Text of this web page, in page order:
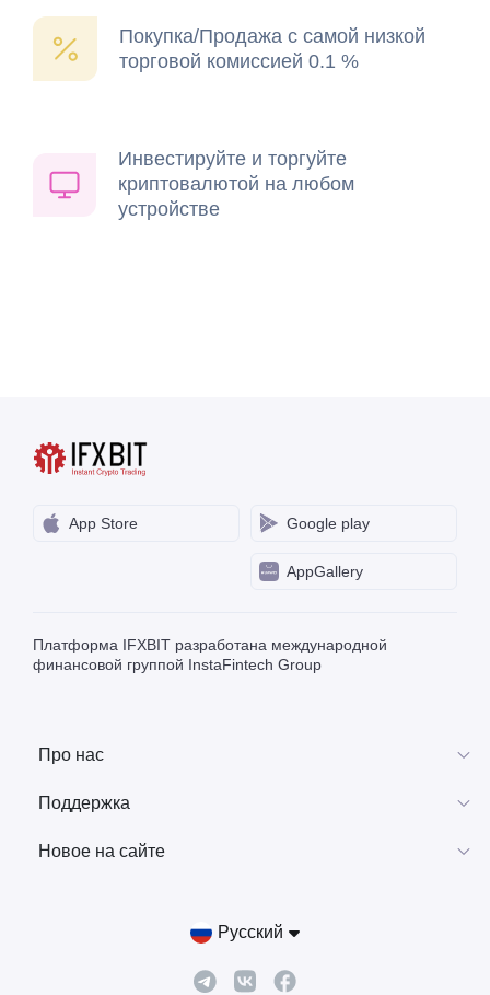
Покупка/Продажа с самой низкой
торговой комиссией 0.1 %
Инвестируйте и торгуйте
криптовалютой на любом
устройстве
App Store Google play
AppGallery
Платформа IFXBIT разработана международной
финансовой группой InstaFintech Group
Про нас
Поддержка
Новое на сайте
Русский